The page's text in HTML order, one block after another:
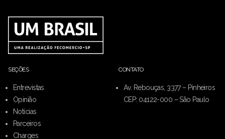
SEÇÕES
Entrevistas
Opinião
Notícias
Parceiros
Charges
CONTATO
Av. Rebouças, 3377 – Pinheiros
CEP: 04122-000 – São Paulo